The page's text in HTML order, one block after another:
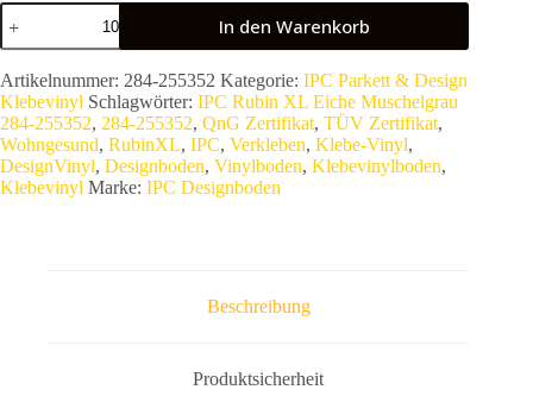
IPC
Rubin
XL
Eiche
Muschelgrau
284-
255352
Premium
Designboden
In den Warenkorb
Artikelnummer: 284-255352 Kategorie: IPC Parkett & Design
Klebevinyl Schlagwörter: IPC Rubin XL Eiche Muschelgrau
284-255352, 284-255352, QnG Zertifikat, TÜV Zertifikat,
Wohngesund, RubinXL, IPC, Verkleben, Klebe-Vinyl,
DesignVinyl, Designboden, Vinylboden, Klebevinylboden,
Klebevinyl Marke: IPC Designboden
Beschreibung
Produktsicherheit